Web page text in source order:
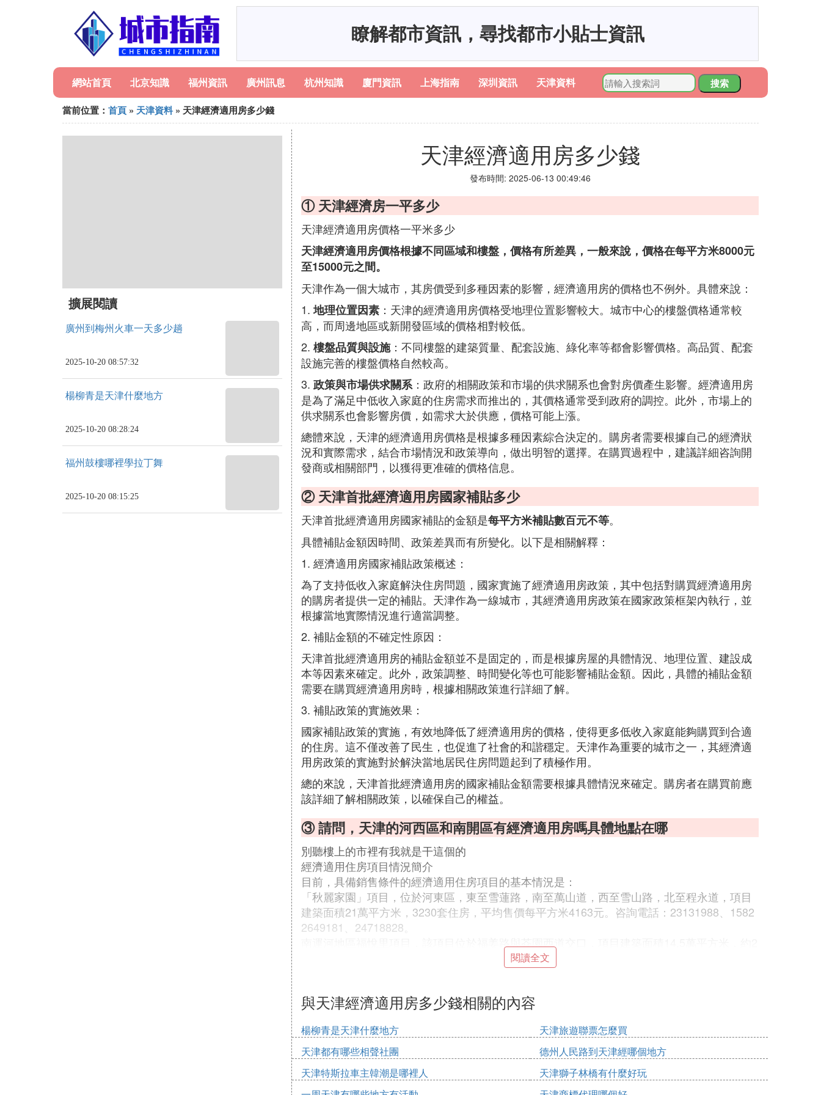
瞭解都市資訊，尋找都市小貼士資訊
網站首頁 北京知識 福州資訊 廣州訊息 杭州知識 廈門資訊 上海指南 深圳資訊 天津資料
搜索
當前位置： 首頁 » 天津資料 » 天津經濟適用房多少錢
擴展閱讀
廣州到梅州火車一天多少趟
2025-10-20 08:57:32
楊柳青是天津什麼地方
2025-10-20 08:28:24
福州鼓樓哪裡學拉丁舞
2025-10-20 08:15:25
天津經濟適用房多少錢
發布時間: 2025-06-13 00:49:46
① 天津經濟房一平多少
天津經濟適用房價格一平米多少
天津經濟適用房價格根據不同區域和樓盤，價格有所差異，一般來說，價格在每平方米8000元
至15000元之間。
天津作為一個大城市，其房價受到多種因素的影響，經濟適用房的價格也不例外。具體來說：
1.地理位置因素 ：天津的經濟適用房價格受地理位置影響較大。城市中心的樓盤價格通常較
高，而周邊地區或新開發區域的價格相對較低。
2. 樓盤品質與設施：不同樓盤的建築質量、配套設施、綠化率等都會影響價格。高品質、配套
設施完善的樓盤價格自然較高。
3. 政策與市場供求關系 ：政府的相關政策和市場的供求關系也會對房價產生影響。經濟適用房
是為了滿足中低收入家庭的住房需求而推出的，其價格通常受到政府的調控。此外，市場上的
供求關系也會影響房價，如需求大於供應，價格可能上漲。
總體來說，天津的經濟適用房價格是根據多種因素綜合決定的。購房者需要根據自己的經濟狀
況和實際需求，結合市場情況和政策導向，做出明智的選擇。在購買過程中，建議詳細咨詢開
發商或相關部門，以獲得更准確的價格信息。
② 天津首批經濟適用房國家補貼多少
天津首批經濟適用房國家補貼的金額是每平方米補貼數百元不等。
具體補貼金額因時間、政策差異而有所變化。以下是相關解釋：
1. 經濟適用房國家補貼政策概述：
為了支持低收入家庭解決住房問題，國家實施了經濟適用房政策，其中包括對購買經濟適用房
的購房者提供一定的補貼。天津作為一線城市，其經濟適用房政策在國家政策框架內執行，並
根據當地實際情況進行適當調整。
2. 補貼金額的不確定性原因：
天津首批經濟適用房的補貼金額並不是固定的，而是根據房屋的具體情況、地理位置、建設成
本等因素來確定。此外，政策調整、時間變化等也可能影響補貼金額。因此，具體的補貼金額
需要在購買經濟適用房時，根據相關政策進行詳細了解。
3. 補貼政策的實施效果：
國家補貼政策的實施，有效地降低了經濟適用房的價格，使得更多低收入家庭能夠購買到合適
的住房。這不僅改善了民生，也促進了社會的和諧穩定。天津作為重要的城市之一，其經濟適
用房政策的實施對於解決當地居民住房問題起到了積極作用。
總的來說，天津首批經濟適用房的國家補貼金額需要根據具體情況來確定。購房者在購買前應
該詳細了解相關政策，以確保自己的權益。
③ 請問，天津的河西區和南開區有經濟適用房嗎具體地點在哪
別聽樓上的市裡有我就是干這個的
經濟適用住房項目情況簡介
目前，具備銷售條件的經濟適用住房項目的基本情況是：
「秋麗家園」項目，位於河東區，東至雪蓮路，南至萬山道，西至雪山路，北至程永道，項目
建築面積21萬平方米，3230套住房，平均售價每平方米4163元。咨詢電話：23131988、1582
2649181、24718828。
200套住房，平均售價每平方米元。銷售咨詢電話為27513062。
鐵東路地塊，位於北辰區，東至規劃姚江東路，南至規劃遼河道，西至規劃姚江路，北至規劃
張貴庄路地塊，位於東麗區，東至雪蓮路，南至津山鐵路，西至康泰路，北至程永道。項目建
團結路地塊，位於紅橋區，東至團結路，南至玉門路，西至西橫堤快速路，北至子牙河南路。
項目建築面積8.95萬平方米，約1400套住房，平均售價每平方米4347元。
雙港新家園居住區金秋新苑經濟適用房位於津南區西北部，西區東至規劃工業園，南至規劃南
邊界路，西至規劃津港高速公路，北至梨雙公路，總佔地面積11萬平方米，總建築面積13.51萬
閱讀全文
與天津經濟適用房多少錢相關的內容
楊柳青是天津什麼地方
天津旅遊聯票怎麼買
天津都有哪些相聲社團
德州人民路到天津經哪個地方
天津特斯拉車主韓潮是哪裡人
天津獅子林橋有什麼好玩